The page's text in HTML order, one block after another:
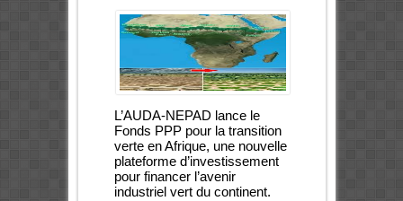
L’AUDA-NEPAD lance le
Fonds PPP pour la transition
verte en Afrique, une nouvelle
plateforme d’investissement
pour financer l’avenir
industriel vert du continent.